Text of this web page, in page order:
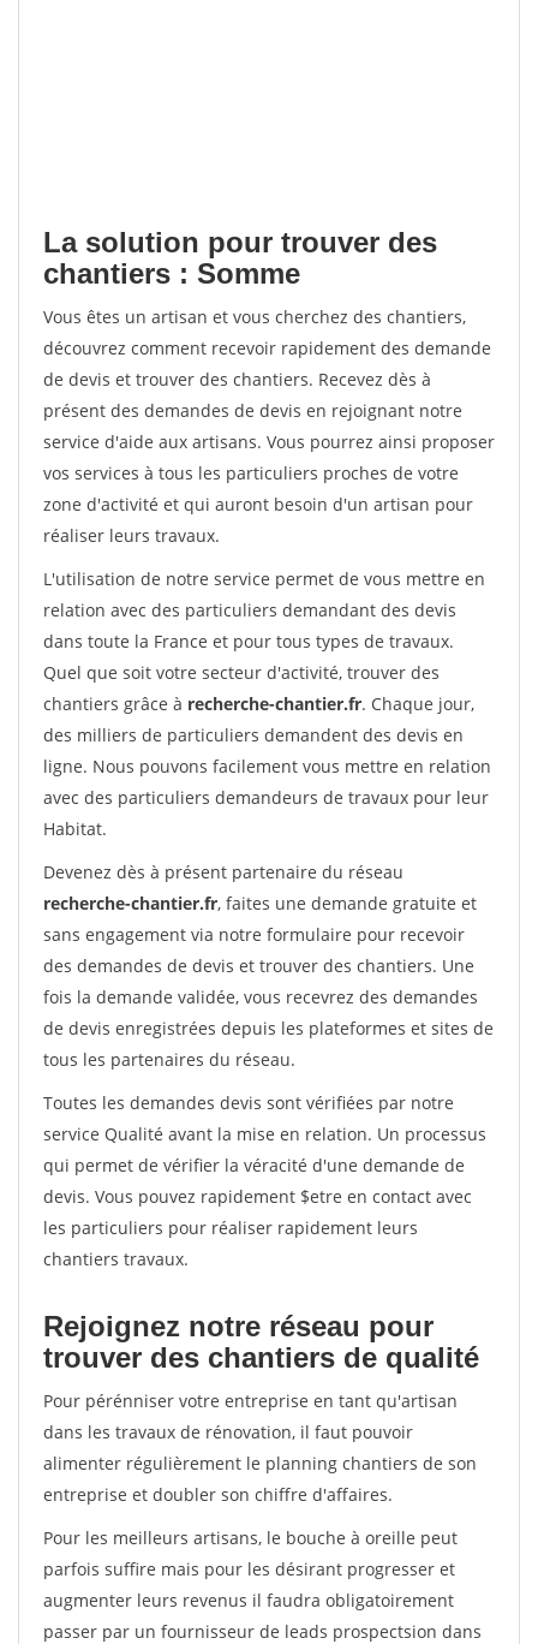
La solution pour trouver des
chantiers : Somme
Vous êtes un artisan et vous cherchez des chantiers,
découvrez comment recevoir rapidement des demande
de devis et trouver des chantiers. Recevez dès à
présent des demandes de devis en rejoignant notre
service d'aide aux artisans. Vous pourrez ainsi proposer
vos services à tous les particuliers proches de votre
zone d'activité et qui auront besoin d'un artisan pour
réaliser leurs travaux.
L'utilisation de notre service permet de vous mettre en
relation avec des particuliers demandant des devis
dans toute la France et pour tous types de travaux.
Quel que soit votre secteur d'activité, trouver des
chantiers grâce à recherche-chantier.fr. Chaque jour,
des milliers de particuliers demandent des devis en
ligne. Nous pouvons facilement vous mettre en relation
avec des particuliers demandeurs de travaux pour leur
Habitat.
Devenez dès à présent partenaire du réseau
recherche-chantier.fr, faites une demande gratuite et
sans engagement via notre formulaire pour recevoir
des demandes de devis et trouver des chantiers. Une
fois la demande validée, vous recevrez des demandes
de devis enregistrées depuis les plateformes et sites de
tous les partenaires du réseau.
Toutes les demandes devis sont vérifiées par notre
service Qualité avant la mise en relation. Un processus
qui permet de vérifier la véracité d'une demande de
devis. Vous pouvez rapidement $etre en contact avec
les particuliers pour réaliser rapidement leurs
chantiers travaux.
Rejoignez notre réseau pour
trouver des chantiers de qualité
Pour pérénniser votre entreprise en tant qu'artisan
dans les travaux de rénovation, il faut pouvoir
alimenter régulièrement le planning chantiers de son
entreprise et doubler son chiffre d'affaires.
Pour les meilleurs artisans, le bouche à oreille peut
parfois suffire mais pour les désirant progresser et
augmenter leurs revenus il faudra obligatoirement
passer par un fournisseur de leads prospectsion dans